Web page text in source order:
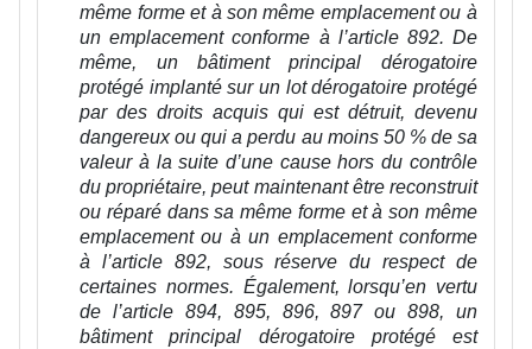
même forme et à son même emplacement ou à
un emplacement conforme à l’article 892. De
même, un bâtiment principal dérogatoire
protégé implanté sur un lot dérogatoire protégé
par des droits acquis qui est détruit, devenu
dangereux ou qui a perdu au moins 50 % de sa
valeur à la suite d’une cause hors du contrôle
du propriétaire, peut maintenant être reconstruit
ou réparé dans sa même forme et à son même
emplacement ou à un emplacement conforme
à l’article 892, sous réserve du respect de
certaines normes. Également, lorsqu’en vertu
de l’article 894, 895, 896, 897 ou 898, un
bâtiment principal dérogatoire protégé est